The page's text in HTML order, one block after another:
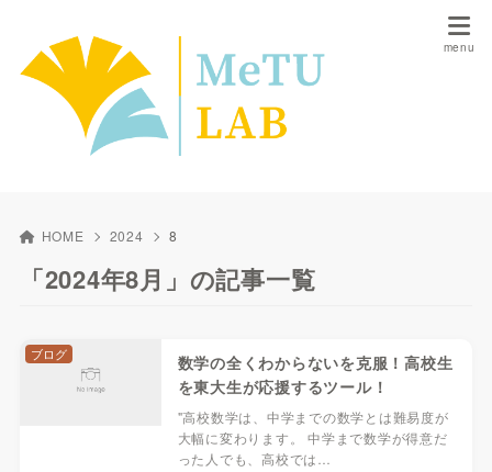
HOME 2024 8
「2024年8月」の記事一覧
数学の全くわからないを克服！高校生
を東大生が応援するツール！
"高校数学は、中学までの数学とは難易度が
大幅に変わります。 中学まで数学が得意だ
った人でも、高校では…
ブログ